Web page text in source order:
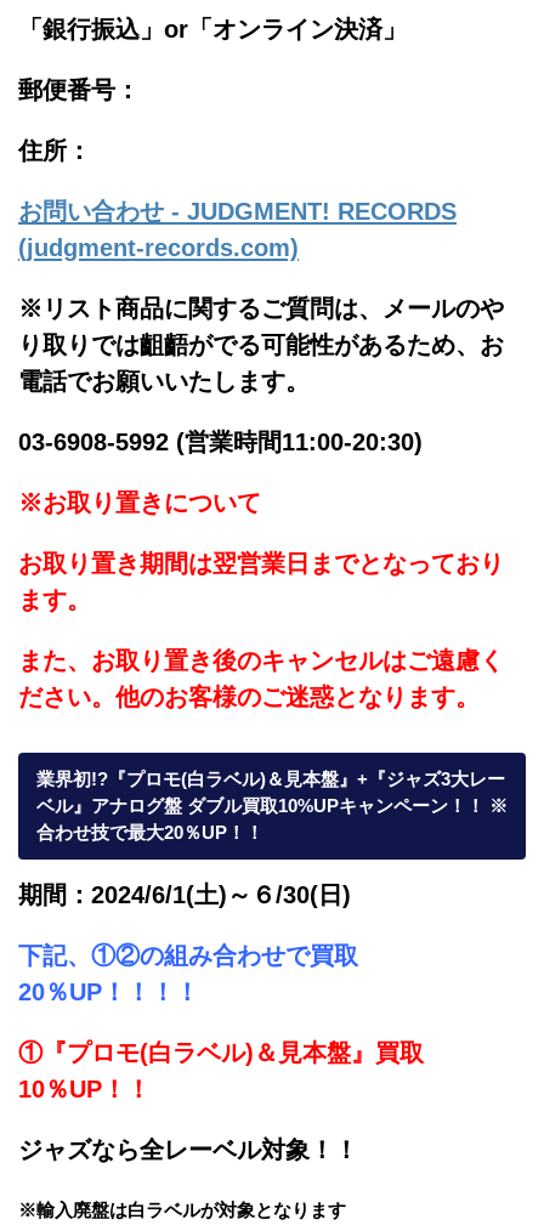
「銀行振込」or「 オンライン決済」
郵便番号：
住所：
お問い合わせ - JUDGMENT! RECORDS
(judgment-records.com)
※リスト商品に関するご質問は、メールのや
り取りでは齟齬がでる可能性があるため、お
電話でお願いいたします。
03-6908-5992 (営業時間11:00-20:30)
※お取り置きについて
お取り置き期間は翌営業日までとなっており
ます。
また、お取り置き後のキャンセルはご遠慮く
ださい。他のお客様のご迷惑となります。
業界初!?『プロモ(白ラベル)＆見本盤』+『ジャズ3大レー
ベル』アナログ盤 ダブル買取10%UPキャンペーン！！ ※
合わせ技で最大20％UP！！
期間：2024/6/1(土)～６/30(日)
下記、①②の組み合わせで買取
20％UP！！！！
①『プロモ(白ラベル)＆見本盤』買取
10％UP！！
ジャズなら全レーベル対象！！
※輸入廃盤は白ラベルが対象となります